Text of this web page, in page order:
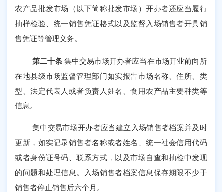
农产品批发市场（以下简称批发市场）开办者还应当履行
抽样检验、统一销售凭证格式以及监督入场销售者开具销
售凭证等管理义务。
第二十条 集中交易市场开办者应当在市场开业前向所
在地县级市场监督管理部门如实报告市场名称、住所、类
型、法定代表人或者负责人姓名、食用农产品主要种类等
信息。
集中交易市场开办者应当建立入场销售者档案并及时
更新，如实记录销售者名称或者姓名、统一社会信用代码
或者身份证号码、联系方式，以及市场自查和抽检中发现
的问题和处理信息。入场销售者档案信息保存期限不少于
销售者停止销售后六个月。